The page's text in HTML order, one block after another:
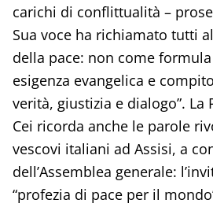
carichi di conflittualità –
Sua voce ha richiamato tutti
della pace: non come
esigenza evangelica e
verità, giustizia e dialogo”. La
Cei ricorda anche le parole
vescovi italiani ad Assisi, a
dell’Assemblea generale:
“profezia di pace per il